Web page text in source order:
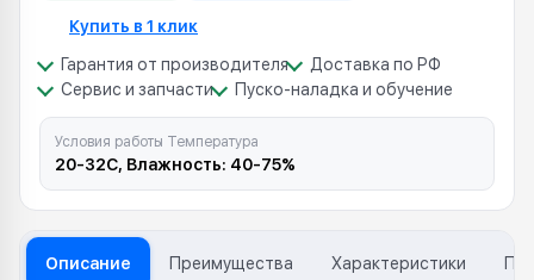
Купить в 1 клик
Гарантия от производителя
Доставка по РФ
Сервис и запчасти
Пуско-наладка и обучение
Условия работы Температура
20-32С, Влажность: 40-75%
Описание Преимущества Характеристики